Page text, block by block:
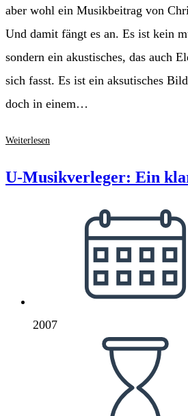
aber wohl ein Musikbeitrag von
Und damit fängt es an. Es ist kein
sondern ein akustisches, das auch
sich fasst. Es ist ein aksutisches
doch in einem…
Weiterlesen
Macht
U-Musikverleger: Ein
veröffentlicht:
2007